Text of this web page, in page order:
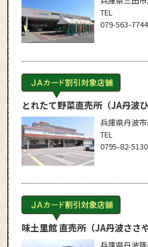
TEL
079-563-7744
とれたて野菜直売所（JA丹波ひ
兵庫県丹波
TEL
0795-82-5130
味土里館 直売所（JA丹波ささや